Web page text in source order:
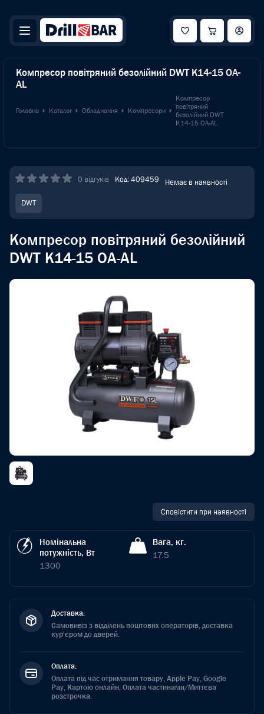
Компресор повітряний безолійний DWT K14-15 OA-
AL
Головна Каталог Обладнання Компресори
Компресор
повітряний
безолійний DWT
K14-15 OA-AL
0 відгуків Код: 409459 Немає в наявності
DWT
Компресор повітряний безолійний
DWT K14-15 OA-AL
Сповістити при наявності
Номінальна
потужність, Вт
1300
Вага, кг.
17.5
Доставка:
Самовивіз з відділень поштових операторів, доставка
кур'єром до дверей.
Оплата:
Оплата під час отримання товару, Apple Pay, Google
Pay, Картою онлайн, Оплата частинами/Миттєва
розстрочка.